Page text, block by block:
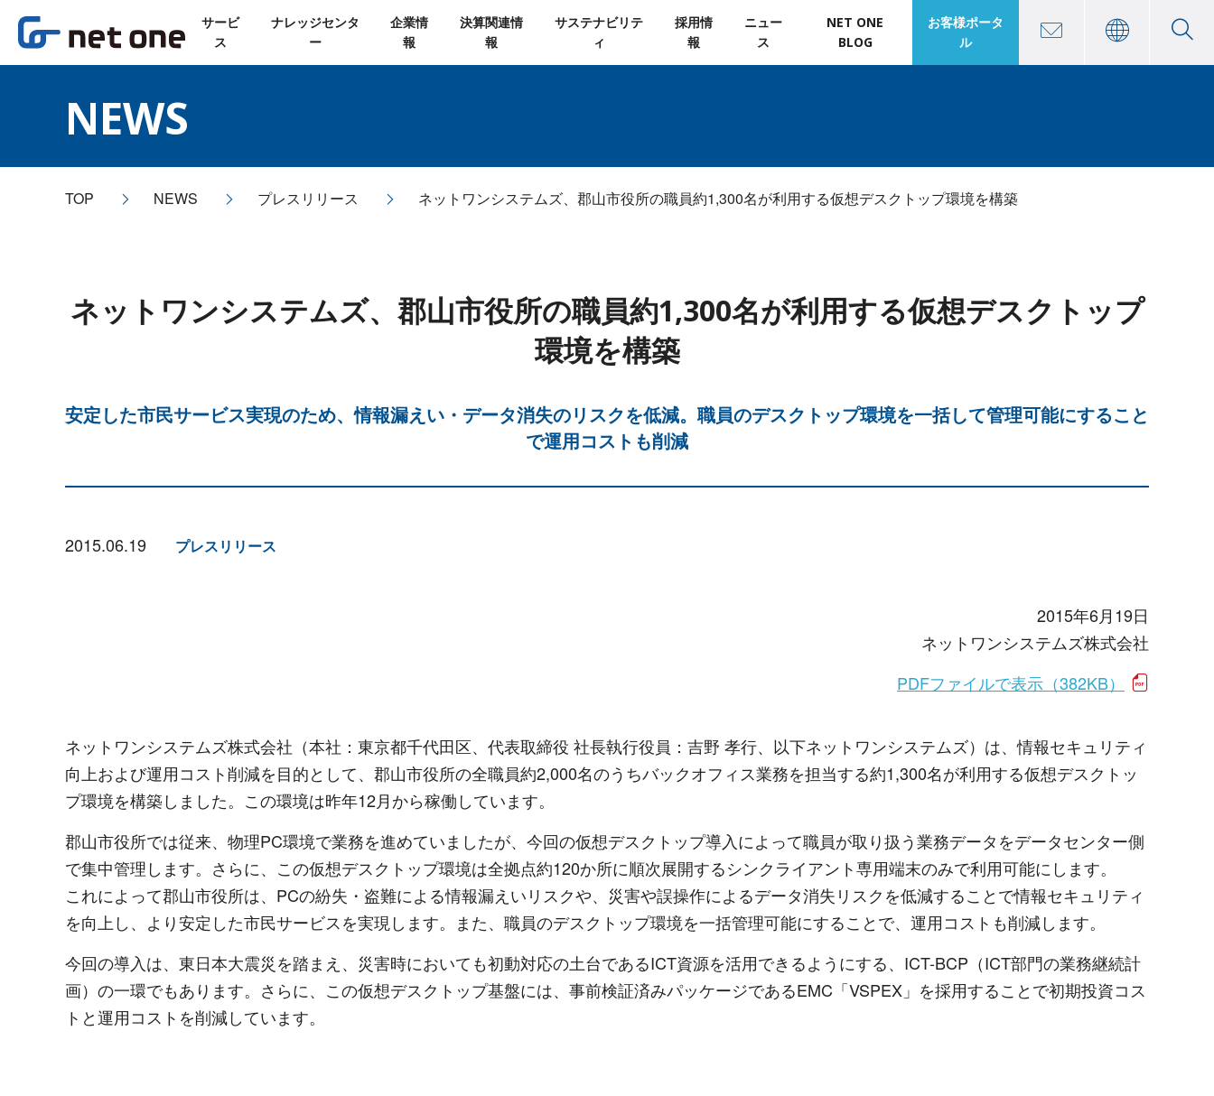
サービ
ス
ナレッジセンタ
ー
企業情
報
決算関連情
報
サステナビリテ
ィ
採用情
報
ニュー
ス
NET ONE
BLOG
お客様ポータ
ル
NEWS
TOP NEWS プレスリリース ネットワンシステムズ、郡山市役所の職員約1,300名が利用する仮想デスクトップ環境を構築
ネットワンシステムズ、郡山市役所の職員約1,300名が利用する仮想デスクトップ
環境を構築
安定した市民サービス実現のため、情報漏えい・データ消失のリスクを低減。職員のデスクトップ環境を一括して管理可能にすること
で運用コストも削減
2015.06.19 プレスリリース
2015年6月19日
ネットワンシステムズ株式会社
PDFファイルで表示（382KB）
ネットワンシステムズ株式会社（本社：東京都千代田区、代表取締役 社長執行役員：吉野 孝行、以下ネットワンシステムズ）は、情報セキュリティ
向上および運用コスト削減を目的として、郡山市役所の全職員約2,000名のうちバックオフィス業務を担当する約1,300名が利用する仮想デスクトッ
プ環境を構築しました。この環境は昨年12月から稼働しています。
郡山市役所では従来、物理PC環境で業務を進めていましたが、今回の仮想デスクトップ導入によって職員が取り扱う業務データをデータセンター側
で集中管理します。さらに、この仮想デスクトップ環境は全拠点約120か所に順次展開するシンクライアント専用端末のみで利用可能にします。
これによって郡山市役所は、PCの紛失・盗難による情報漏えいリスクや、災害や誤操作によるデータ消失リスクを低減することで情報セキュリティ
を向上し、より安定した市民サービスを実現します。また、職員のデスクトップ環境を一括管理可能にすることで、運用コストも削減します。
今回の導入は、東日本大震災を踏まえ、災害時においても初動対応の土台であるICT資源を活用できるようにする、ICT-BCP（ICT部門の業務継続計
画）の一環でもあります。さらに、この仮想デスクトップ基盤には、事前検証済みパッケージであるEMC「VSPEX」を採用することで初期投資コス
トと運用コストを削減しています。